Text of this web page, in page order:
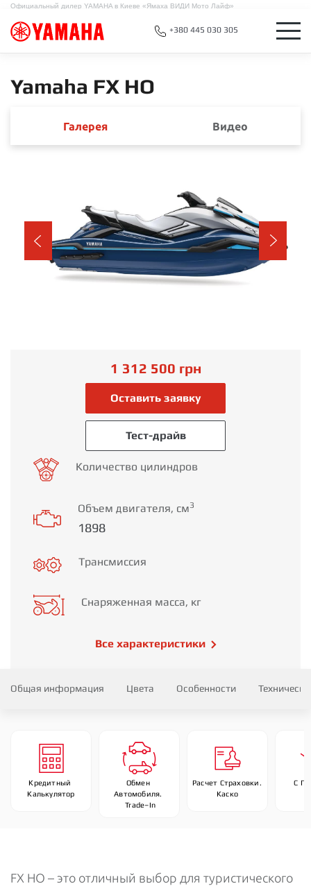
Официальный дилер YAMAHA в Киеве «Ямаха ВИДИ Мото Лайф»
+380 445 030 305
Yamaha FX HO
Галерея Видео
1 312 500 грн
Оставить заявку
Тест-драйв
Количество цилиндров
Объем двигателя, см3
1898
Трансмиссия
Снаряженная масса, кг
Все характеристики
Общая информация Цвета Особенности
Кредитный
Калькулятор
Обмен
Автомобиля.
Trade–In
Расчет Страховки.
Каско
С
FX HO – это отличный выбор для туристического